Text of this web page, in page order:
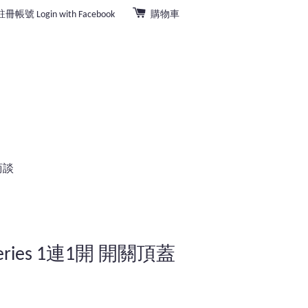
冊帳號 Login with Facebook 購物車
談
1連1開 開關頂蓋